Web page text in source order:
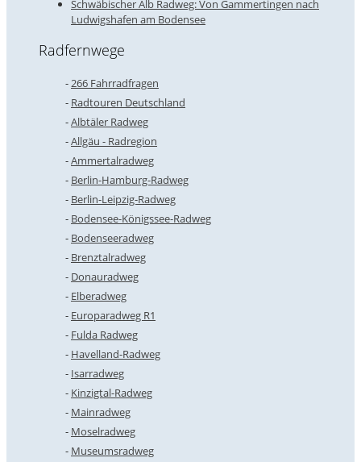
Schwäbischer Alb Radweg: Von Gammertingen nach
Ludwigshafen am Bodensee
Radfernwege
266 Fahrradfragen
Radtouren Deutschland
Albtäler Radweg
Allgäu - Radregion
Ammertalradweg
Berlin-Hamburg-Radweg
Berlin-Leipzig-Radweg
Bodensee-Königssee-Radweg
Bodenseeradweg
Brenztalradweg
Donauradweg
Elberadweg
Europaradweg R1
Fulda Radweg
Havelland-Radweg
Isarradweg
Kinzigtal-Radweg
Mainradweg
Moselradweg
Museumsradweg